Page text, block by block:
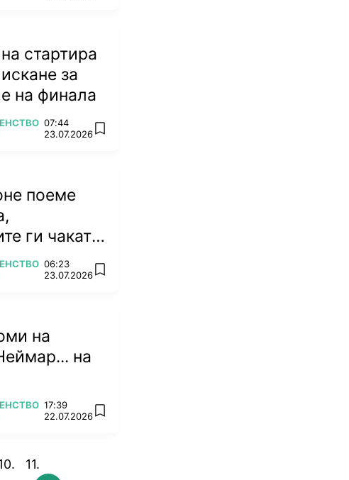
стартира
за
на финала
07:44
23.07.2026 add favorites
поеме
ги чакат
06:23
23.07.2026 add favorites
на
на
17:39
22.07.2026 add favorites